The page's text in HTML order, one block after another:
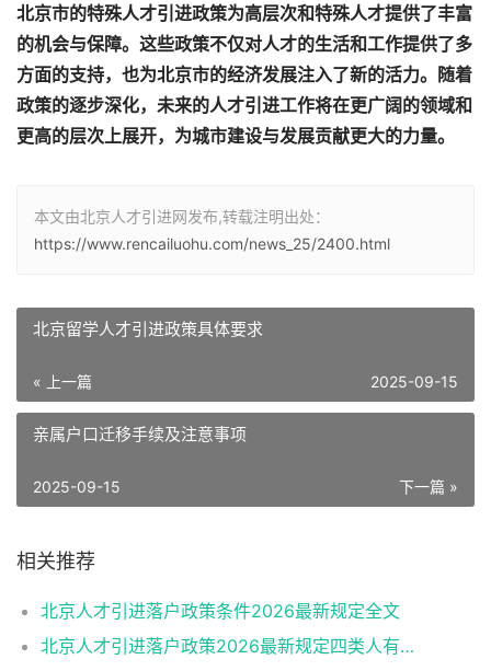
北京市的特殊人才引进政策为高层次和特殊人才提供了丰富
的机会与保障。这些政策不仅对人才的生活和工作提供了多
方面的支持，也为北京市的经济发展注入了新的活力。随着
政策的逐步深化，未来的人才引进工作将在更广阔的领域和
更高的层次上展开，为城市建设与发展贡献更大的力量。
本文由北京人才引进网发布,转载注明出处：
https://www.rencailuohu.com/news_25/2400.html
北京留学人才引进政策具体要求
« 上一篇 2025-09-15
亲属户口迁移手续及注意事项
下一篇 »
2025-09-15
相关推荐
北京人才引进落户政策条件2026最新规定全文
北京人才引进落户政策2026最新规定四类人有资格